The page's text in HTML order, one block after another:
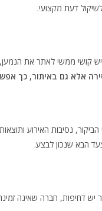
דעת מקצועי.
קושי ממשי לאתר את
אלא גם באיתור, כך
הביקור, נסיבות האירוע
הבא שנכון לבצע.
דחיפות, חברה שאינה